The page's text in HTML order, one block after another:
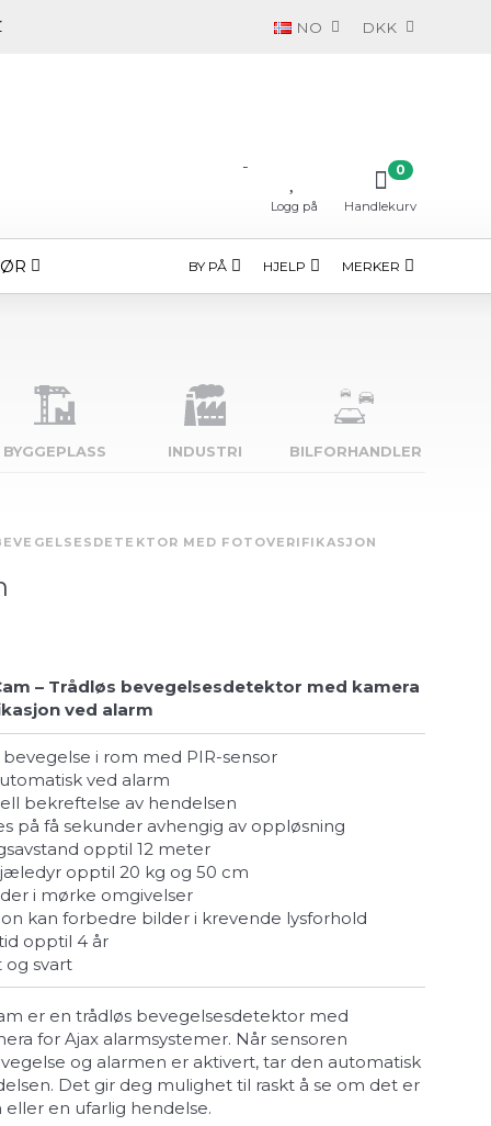
NO DKK
-
Logg på Handlekurv
0
BY PÅ HJELP MERKER
BYGGE­PLASS INDUSTRI BILFORHANDLER
MED FOTOVERIFIKASJON
– Trådløs bevegelsesdetektor med kamera
ved alarm
bevegelse i rom med PIR-sensor
ved alarm
bekreftelse av hendelsen
på få sekunder avhengig av oppløsning
opptil 12 meter
opptil 20 kg og 50 cm
i mørke omgivelser
kan forbedre bilder i krevende lysforhold
opptil 4 år
og svart
er en trådløs bevegelsesdetektor med
for Ajax alarmsystemer. Når sensoren
og alarmen er aktivert, tar den automatisk
Det gir deg mulighet til raskt å se om det er
en ufarlig hendelse.